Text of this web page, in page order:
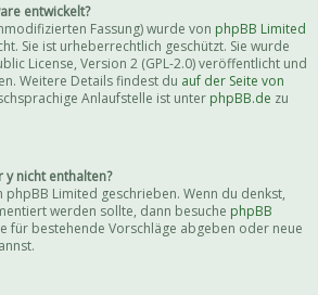
entwickelt?
Fassung) wurde von phpBB Limited
Sie ist urheberrechtlich geschützt. Sie wurde
License, Version 2 (GPL-2.0) veröffentlicht und
Weitere Details findest du auf der Seite von
Anlaufstelle ist unter phpBB.de zu
nicht enthalten?
phpBB Limited geschrieben. Wenn du denkst,
werden sollte, dann besuche phpBB
für bestehende Vorschläge abgeben oder neue